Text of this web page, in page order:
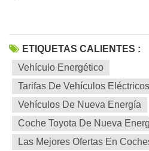
ETIQUETAS CALIENTES :
Vehículo Energético
Tarifas De Vehículos
Vehículos De Nueva Energía
Coche Toyota De Nueva
Las Mejores Ofertas En